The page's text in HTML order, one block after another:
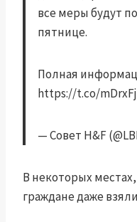
все меры будут
пятнице.
Полная
https://t.co/
— Совет H&F
В некоторых местах,
граждане даже